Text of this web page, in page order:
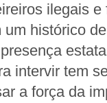
ilegais
histórico
intervir tem
a força da